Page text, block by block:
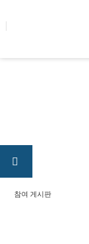
참여 게시판